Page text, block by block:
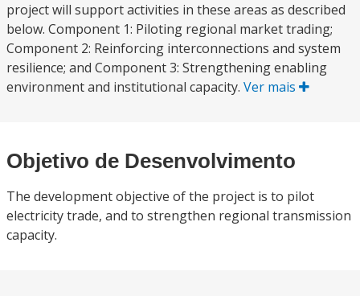
project will support activities in these areas as described
below. Component 1: Piloting regional market trading;
Component 2: Reinforcing interconnections and system
resilience; and Component 3: Strengthening enabling
environment and institutional capacity. Ver mais
Objetivo de Desenvolvimento
The development objective of the project is to pilot
electricity trade, and to strengthen regional transmission
capacity.